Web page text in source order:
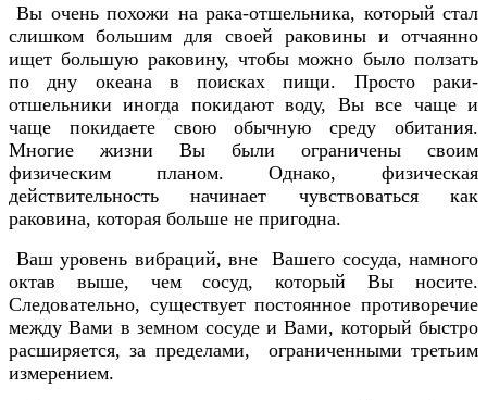
Вы очень похожи на рака-отшельника, который стал
слишком большим для своей раковины и отчаянно
ищет большую раковину, чтобы можно было ползать
по дну океана в поисках пищи. Просто раки-
отшельники иногда покидают воду, Вы все чаще и
чаще покидаете свою обычную среду обитания.
Многие жизни Вы были ограничены своим
физическим планом. Однако, физическая
действительность начинает чувствоваться как
раковина, которая больше не пригодна.
Ваш уровень вибраций, вне Вашего сосуда, намного
октав выше, чем сосуд, который Вы носите.
Следовательно, существует постоянное противоречие
между Вами в земном сосуде и Вами, который быстро
расширяется, за пределами, ограниченными третьим
измерением.